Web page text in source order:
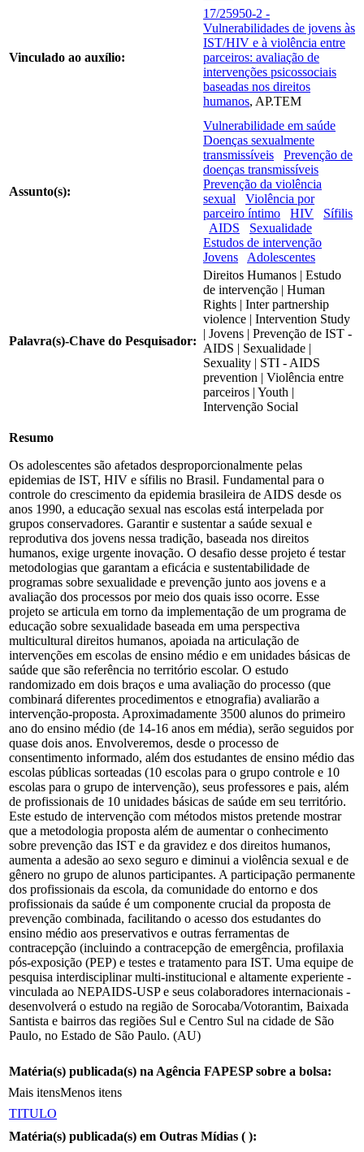
Vinculado ao auxílio:
17/25950-2 -
Vulnerabilidades de jovens às
IST/HIV e à violência entre
parceiros: avaliação de
intervenções psicossociais
baseadas nos direitos
humanos, AP.TEM
Assunto(s):
Vulnerabilidade em saúde
Doenças sexualmente
transmissíveis
Prevenção de
doenças transmissíveis
Prevenção da violência
sexual
Violência por
parceiro íntimo
HIV
Sífilis
AIDS
Sexualidade
Estudos de intervenção
Jovens
Adolescentes
Palavra(s)-Chave do Pesquisador:
Direitos Humanos | Estudo
de intervenção | Human
Rights | Inter partnership
violence | Intervention Study
| Jovens | Prevenção de IST -
AIDS | Sexualidade |
Sexuality | STI - AIDS
prevention | Violência entre
parceiros | Youth |
Intervenção Social
Resumo
Os adolescentes são afetados desproporcionalmente pelas
epidemias de IST, HIV e sífilis no Brasil. Fundamental para o
controle do crescimento da epidemia brasileira de AIDS desde os
anos 1990, a educação sexual nas escolas está interpelada por
grupos conservadores. Garantir e sustentar a saúde sexual e
reprodutiva dos jovens nessa tradição, baseada nos direitos
humanos, exige urgente inovação. O desafio desse projeto é testar
metodologias que garantam a eficácia e sustentabilidade de
programas sobre sexualidade e prevenção junto aos jovens e a
avaliação dos processos por meio dos quais isso ocorre. Esse
projeto se articula em torno da implementação de um programa de
educação sobre sexualidade baseada em uma perspectiva
multicultural direitos humanos, apoiada na articulação de
intervenções em escolas de ensino médio e em unidades básicas de
saúde que são referência no território escolar. O estudo
randomizado em dois braços e uma avaliação do processo (que
combinará diferentes procedimentos e etnografia) avaliarão a
intervenção-proposta. Aproximadamente 3500 alunos do primeiro
ano do ensino médio (de 14-16 anos em média), serão seguidos por
quase dois anos. Envolveremos, desde o processo de
consentimento informado, além dos estudantes de ensino médio das
escolas públicas sorteadas (10 escolas para o grupo controle e 10
escolas para o grupo de intervenção), seus professores e pais, além
de profissionais de 10 unidades básicas de saúde em seu território.
Este estudo de intervenção com métodos mistos pretende mostrar
que a metodologia proposta além de aumentar o conhecimento
sobre prevenção das IST e da gravidez e dos direitos humanos,
aumenta a adesão ao sexo seguro e diminui a violência sexual e de
gênero no grupo de alunos participantes. A participação permanente
dos profissionais da escola, da comunidade do entorno e dos
profissionais da saúde é um componente crucial da proposta de
prevenção combinada, facilitando o acesso dos estudantes do
ensino médio aos preservativos e outras ferramentas de
contracepção (incluindo a contracepção de emergência, profilaxia
pós-exposição (PEP) e testes e tratamento para IST. Uma equipe de
pesquisa interdisciplinar multi-institucional e altamente experiente -
vinculada ao NEPAIDS-USP e seus colaboradores internacionais -
desenvolverá o estudo na região de Sorocaba/Votorantim, Baixada
Santista e bairros das regiões Sul e Centro Sul na cidade de São
Paulo, no Estado de São Paulo. (AU)
Matéria(s) publicada(s) na Agência FAPESP sobre a bolsa:
Mais itensMenos itens
TITULO
Matéria(s) publicada(s) em Outras Mídias ( ):